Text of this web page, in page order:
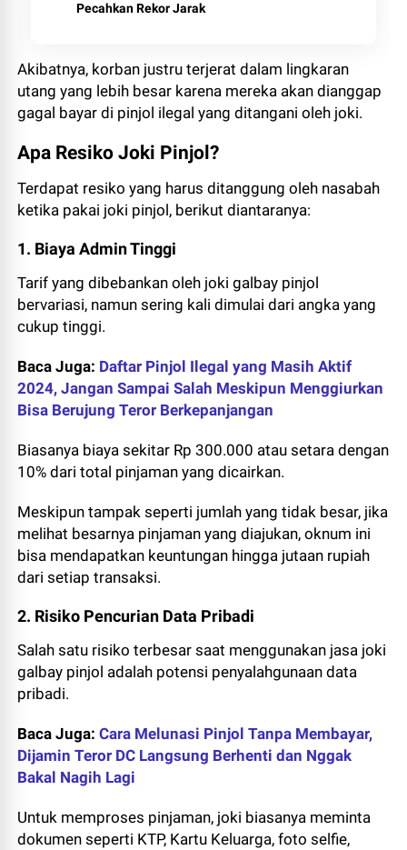
Pecahkan Rekor Jarak
Akibatnya, korban justru terjerat dalam lingkaran
utang yang lebih besar karena mereka akan dianggap
gagal bayar di pinjol ilegal yang ditangani oleh joki.
Apa Resiko Joki Pinjol?
Terdapat resiko yang harus ditanggung oleh nasabah
ketika pakai joki pinjol, berikut diantaranya:
1. Biaya Admin Tinggi
Tarif yang dibebankan oleh joki galbay pinjol
bervariasi, namun sering kali dimulai dari angka yang
cukup tinggi.
Baca Juga: Daftar Pinjol Ilegal yang Masih Aktif
2024, Jangan Sampai Salah Meskipun Menggiurkan
Bisa Berujung Teror Berkepanjangan
Biasanya biaya sekitar Rp 300.000 atau setara dengan
10% dari total pinjaman yang dicairkan.
Meskipun tampak seperti jumlah yang tidak besar, jika
melihat besarnya pinjaman yang diajukan, oknum ini
bisa mendapatkan keuntungan hingga jutaan rupiah
dari setiap transaksi.
2. Risiko Pencurian Data Pribadi
Salah satu risiko terbesar saat menggunakan jasa joki
galbay pinjol adalah potensi penyalahgunaan data
pribadi.
Baca Juga:Cara Melunasi Pinjol Tanpa Membayar,
Dijamin Teror DC Langsung Berhenti dan Nggak
Bakal Nagih Lagi
Untuk memproses pinjaman, joki biasanya meminta
dokumen seperti KTP, Kartu Keluarga, foto selfie,